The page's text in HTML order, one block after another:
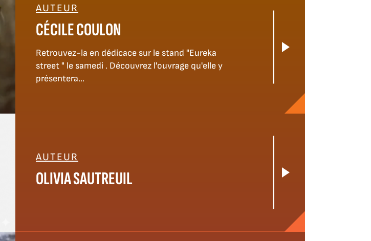
AUTEUR
CÉCILE COULON
Retrouvez-la en dédicace sur le stand "Eureka
street " le samedi . Découvrez l'ouvrage qu'elle y
présentera...
AUTEUR
OLIVIA SAUTREUIL